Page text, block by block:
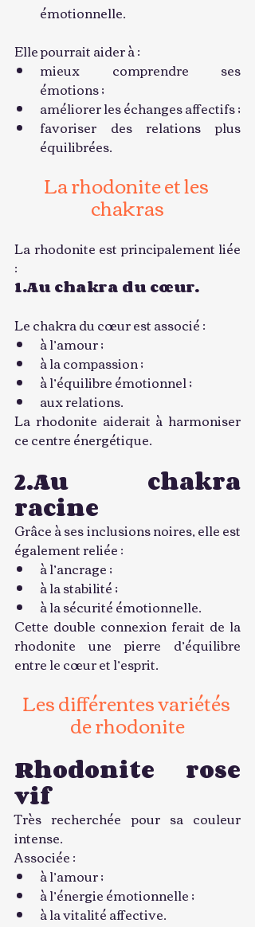
émotionnelle.
Elle pourrait aider à :
mieux comprendre ses
émotions ;
améliorer les échanges affectifs ;
favoriser des relations plus
équilibrées.
La rhodonite et les
chakras
La rhodonite est principalement liée
:
1.Au chakra du cœur.
Le chakra du cœur est associé :
à l’amour ;
à la compassion ;
à l’équilibre émotionnel ;
aux relations.
La rhodonite aiderait à harmoniser
ce centre énergétique.
2.Au chakra
racine
Grâce à ses inclusions noires, elle est
également reliée :
à l’ancrage ;
à la stabilité ;
à la sécurité émotionnelle.
Cette double connexion ferait de la
rhodonite une pierre d’équilibre
entre le cœur et l’esprit.
Les différentes variétés
de rhodonite
Rhodonite rose
vif
Très recherchée pour sa couleur
intense.
Associée :
à l’amour ;
à l’énergie émotionnelle ;
à la vitalité affective.